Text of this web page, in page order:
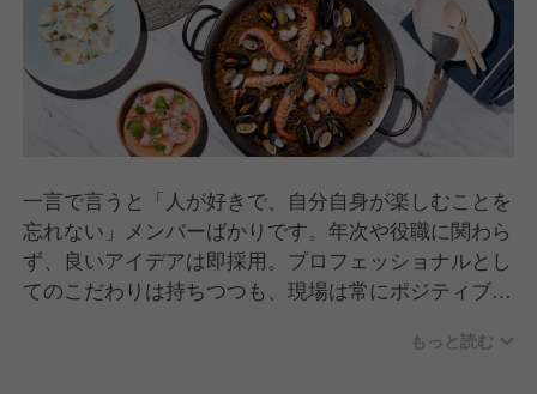
一言で言うと「人が好きで、自分自身が楽しむことを
忘れない」メンバーばかりです。年次や役職に関わら
ず、良いアイデアは即採用。プロフェッショナルとし
てのこだわりは持ちつつも、現場は常にポジティブな
磋琢磨しながら「どうすればもっとお客様を喜ばせら
もっと読む